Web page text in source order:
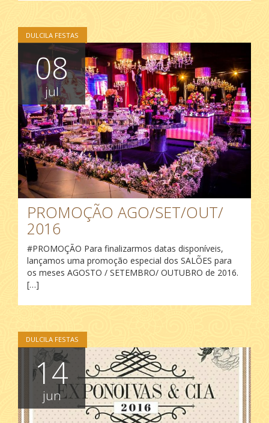
DULCILA FESTAS
08
jul
PROMOÇÃO AGO/SET/OUT/
2016
#‎PROMOÇÃO‬ Para finalizarmos datas disponíveis,
lançamos uma promoção especial dos SALÕES para
os meses AGOSTO / SETEMBRO/ OUTUBRO de 2016.
[…]
DULCILA FESTAS
14
jun